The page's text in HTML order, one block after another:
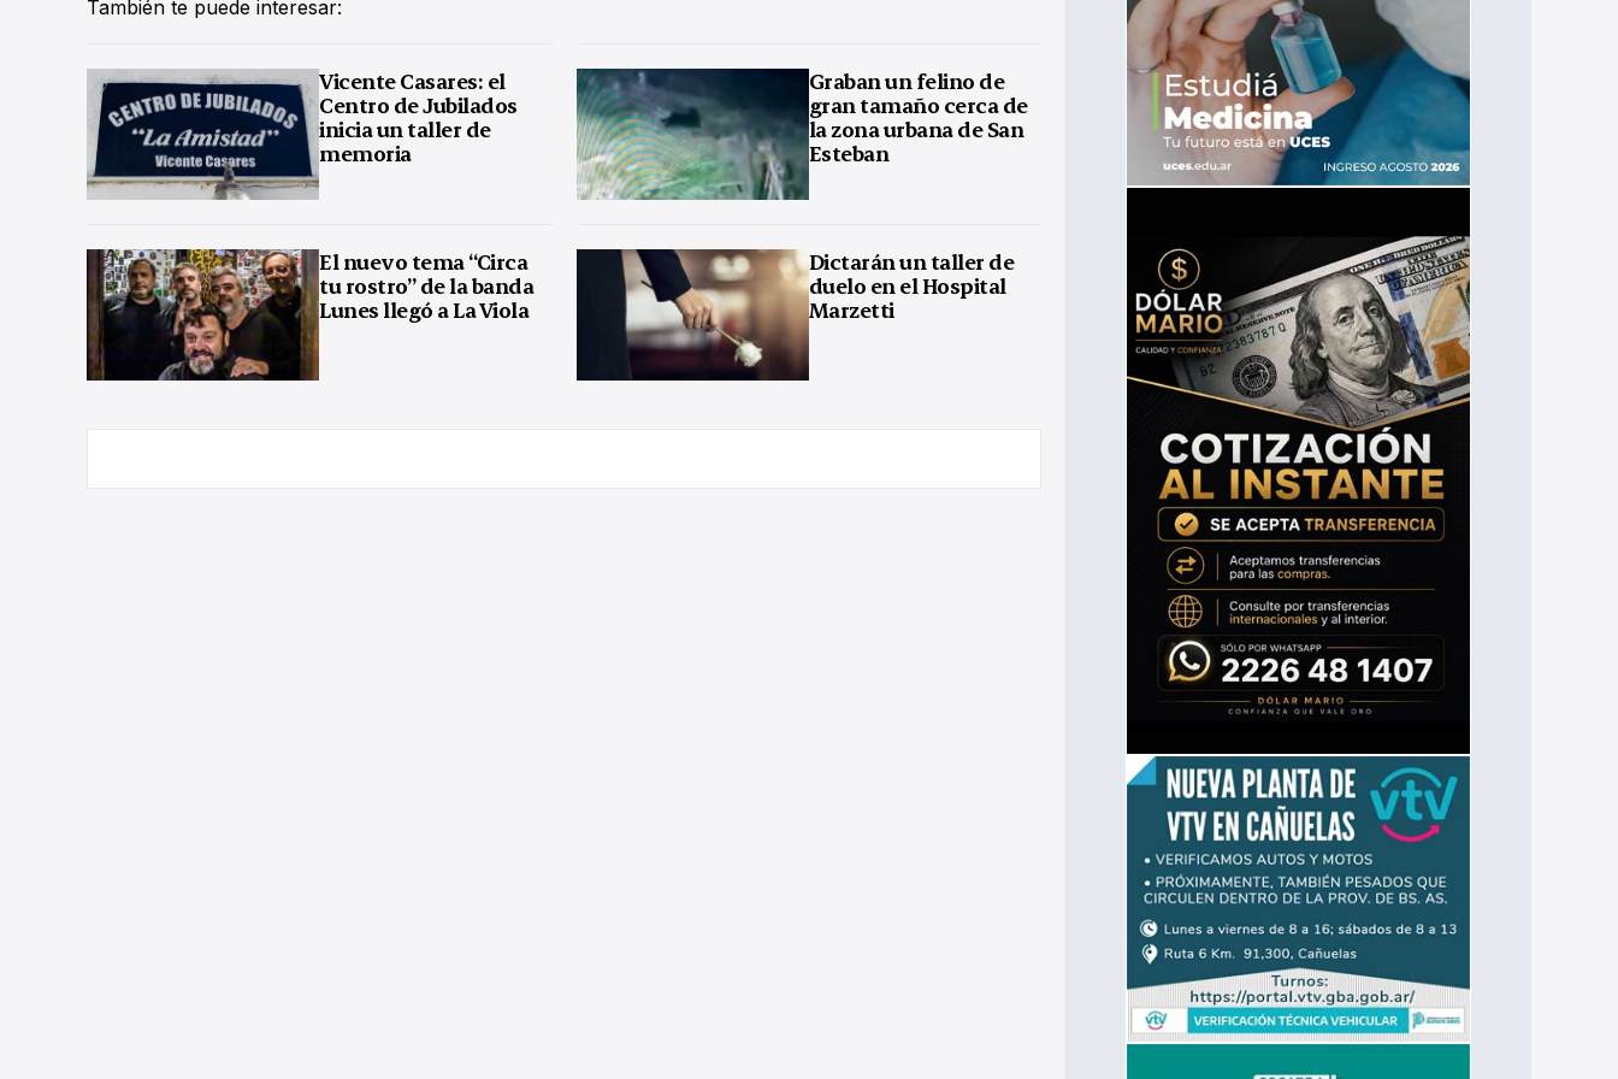
También te puede interesar:
Vicente Casares: el
Centro de Jubilados
inicia un taller de
memoria
Graban un felino de
gran tamaño cerca de
la zona urbana de San
Esteban
El nuevo tema “Circa
tu rostro” de la banda
Lunes llegó a La Viola
Dictarán un taller de
duelo en el Hospital
Marzetti